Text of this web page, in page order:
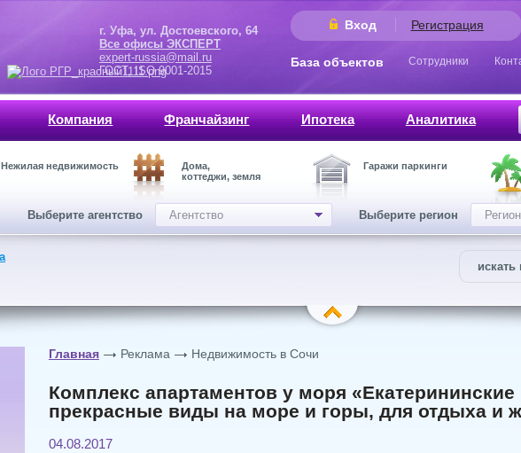
Вход Регистрация
г. Уфа, ул. Достоевского, 64
Все офисы ЭКСПЕРТ
expert-russia@mail.ru
ГОСТ, ISO 9001-2015
База объектов Сотрудники
Компания Франчайзинг Ипотека Аналитика
Нежилая недвижимость
Дома,
коттеджи, земля
Гаражи паркинги
Выберите агентство Агентство Выберите регион Регион
Главная Реклама Недвижимость в Сочи
Комплекс апартаментов у моря
прекрасные виды на море и горы, для отдыха и
04.08.2017